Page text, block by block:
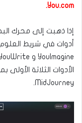
You.com.
إذا ذهبت إلى محرك
أدوات في شريط
MidJourney.